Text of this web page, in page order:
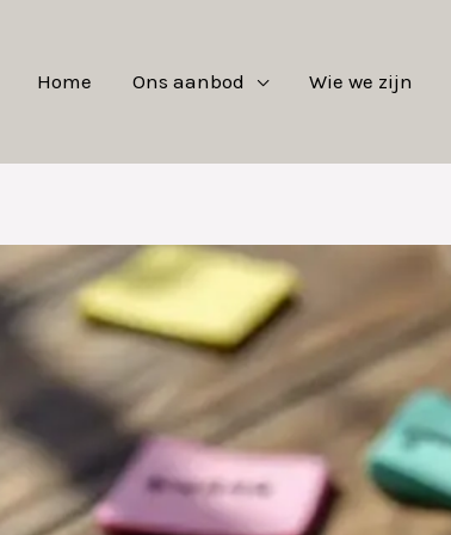
Home Ons aanbod Wie we zijn